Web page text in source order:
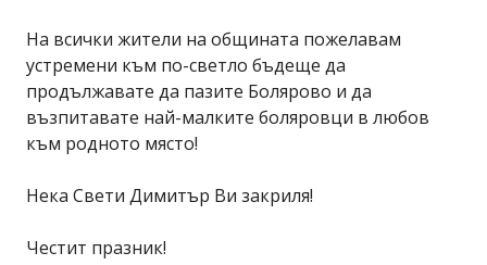
На всички жители на общината пожелавам
устремени към по-светло бъдеще да
продължавате да пазите Болярово и да
възпитавате най-малките боляровци в любов
към родното място!
Нека Свети Димитър Ви закриля!
Честит празник!